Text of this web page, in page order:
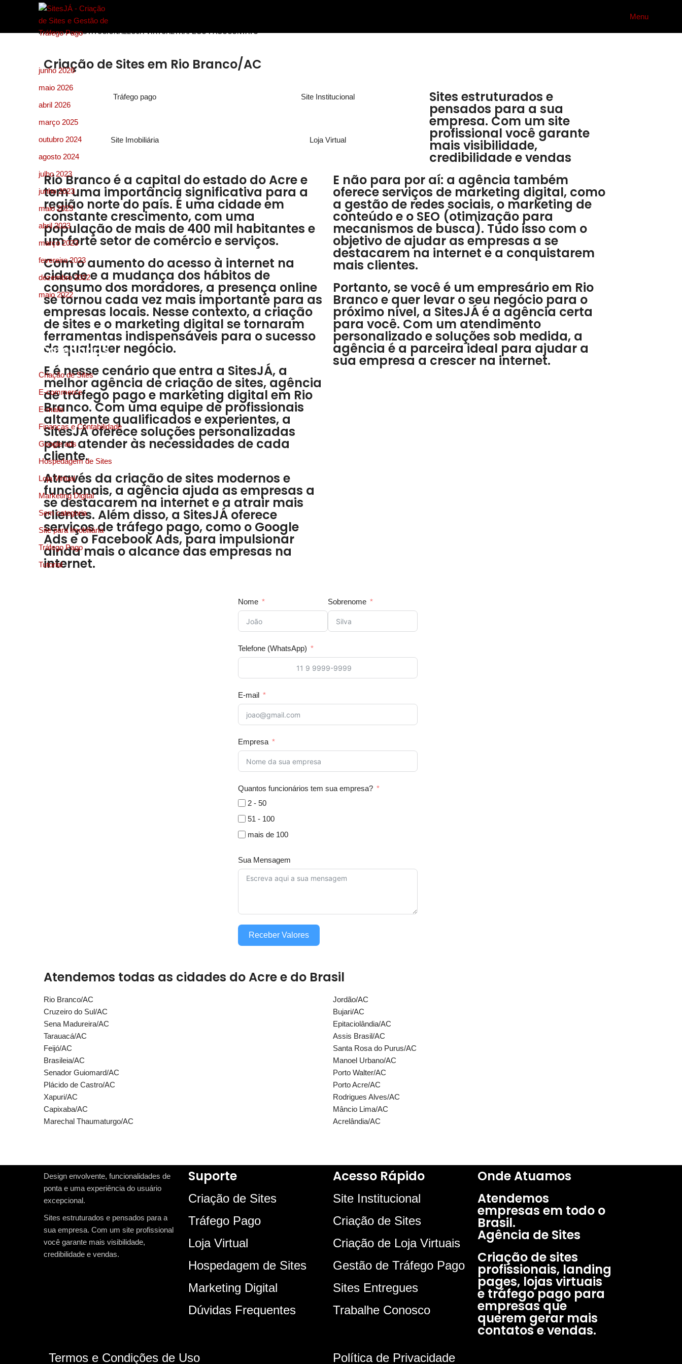
Menu
Criação de Sites em Rio Branco/AC
Tráfego pago
Site Imobiliária
Site Institucional
Loja Virtual
Sites estruturados e
pensados para a sua
empresa. Com um site
profissional você garante
mais visibilidade,
credibilidade e vendas
Rio Branco é a capital do estado do Acre e
tem uma importância significativa para a
região norte do país. É uma cidade em
constante crescimento, com uma
população de mais de 400 mil habitantes e
um forte setor de comércio e serviços.
Com o aumento do acesso à internet na
cidade e a mudança dos hábitos de
consumo dos moradores, a presença online
se tornou cada vez mais importante para as
empresas locais. Nesse contexto, a criação
de sites e o marketing digital se tornaram
ferramentas indispensáveis para o sucesso
de qualquer negócio.
E é nesse cenário que entra a SitesJÁ, a
melhor agência de criação de sites, agência
de tráfego pago e marketing digital em Rio
Branco. Com uma equipe de profissionais
altamente qualificados e experientes, a
SitesJÁ oferece soluções personalizadas
para atender às necessidades de cada
cliente.
Através da criação de sites modernos e
funcionais, a agência ajuda as empresas a
se destacarem na internet e a atrair mais
clientes. Além disso, a SitesJÁ oferece
serviços de tráfego pago, como o Google
Ads e o Facebook Ads, para impulsionar
ainda mais o alcance das empresas na
internet.
E não para por aí: a agência também
oferece serviços de marketing digital, como
a gestão de redes sociais, o marketing de
conteúdo e o SEO (otimização para
mecanismos de busca). Tudo isso com o
objetivo de ajudar as empresas a se
destacarem na internet e a conquistarem
mais clientes.
Portanto, se você é um empresário em Rio
Branco e quer levar o seu negócio para o
próximo nível, a SitesJÁ é a agência certa
para você. Com um atendimento
personalizado e soluções sob medida, a
agência é a parceira ideal para ajudar a
sua empresa a crescer na internet.
Nome Sobrenome
Telefone (WhatsApp)
E-mail
Empresa
Quantos funcionários tem sua empresa?
2 - 50
51 - 100
mais de 100
Sua Mensagem
Receber Valores
Atendemos todas as cidades do Acre e do Brasil
Rio Branco/AC
Cruzeiro do Sul/AC
Sena Madureira/AC
Tarauacá/AC
Feijó/AC
Brasileia/AC
Senador Guiomard/AC
Plácido de Castro/AC
Xapuri/AC
Capixaba/AC
Marechal Thaumaturgo/AC
Jordão/AC
Bujari/AC
Epitaciolândia/AC
Assis Brasil/AC
Santa Rosa do Purus/AC
Manoel Urbano/AC
Porto Walter/AC
Porto Acre/AC
Rodrigues Alves/AC
Mâncio Lima/AC
Acrelândia/AC
Design envolvente, funcionalidades de
ponta e uma experiência do usuário
excepcional.
Sites estruturados e pensados para a
sua empresa. Com um site profissional
você garante mais visibilidade,
credibilidade e vendas.
Suporte
Criação de Sites
Tráfego Pago
Loja Virtual
Hospedagem de Sites
Marketing Digital
Dúvidas Frequentes
Acesso Rápido
Site Institucional
Criação de Sites
Criação de Loja Virtuais
Gestão de Tráfego Pago
Sites Entregues
Trabalhe Conosco
Onde Atuamos​
Atendemos
empresas em todo o
Brasil.
Agência de Sites
Criação de sites
profissionais, landing
pages, lojas virtuais
e tráfego pago para
empresas que
querem gerar mais
contatos e vendas.​
Termos e Condições de Uso Política de Privacidade
INÍCIOSITE INSTITUCIONALLOJA VIRTUALTRÁFEGO PAGOCONTATO
junho 2026
maio 2026
abril 2026
março 2025
outubro 2024
agosto 2024
julho 2023
junho 2023
maio 2023
abril 2023
março 2023
fevereiro 2023
dezembro 2022
maio 2022
Categorias
Criação de Sites
E-commerce
E-mails
Finanças e Contabilidade
Google ads
Hospedagem de Sites
Loja Virtual
Marketing Digital
Sem categoria
Site para Imobiliária
Tráfego Pago
Tutorial